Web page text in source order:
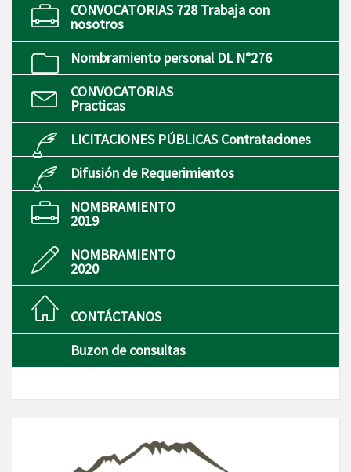
CONVOCATORIAS 728 Trabaja con
nosotros
Nombramiento personal DL N°276
CONVOCATORIAS
Practicas
LICITACIONES PÚBLICAS Contrataciones
Difusión de Requerimientos
NOMBRAMIENTO
2019
NOMBRAMIENTO
2020
CONTÁCTANOS
Buzon de consultas